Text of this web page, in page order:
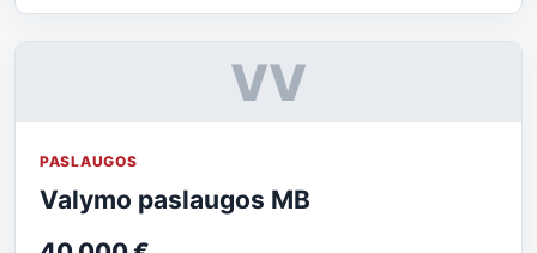
VV
PASLAUGOS
Valymo paslaugos MB